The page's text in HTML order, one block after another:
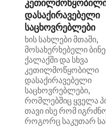
დასაქირავებელი
საცხოვრებლები
ხის სახლები მთაში,
მოსახერხებელი
ქალაქში და სხვა
კეთილმოწყობილი
დასაქირავებელი
საცხოვრებლები,
რომლებშიც ყველა
თავი ისე რომ
როგორც საკუთარ